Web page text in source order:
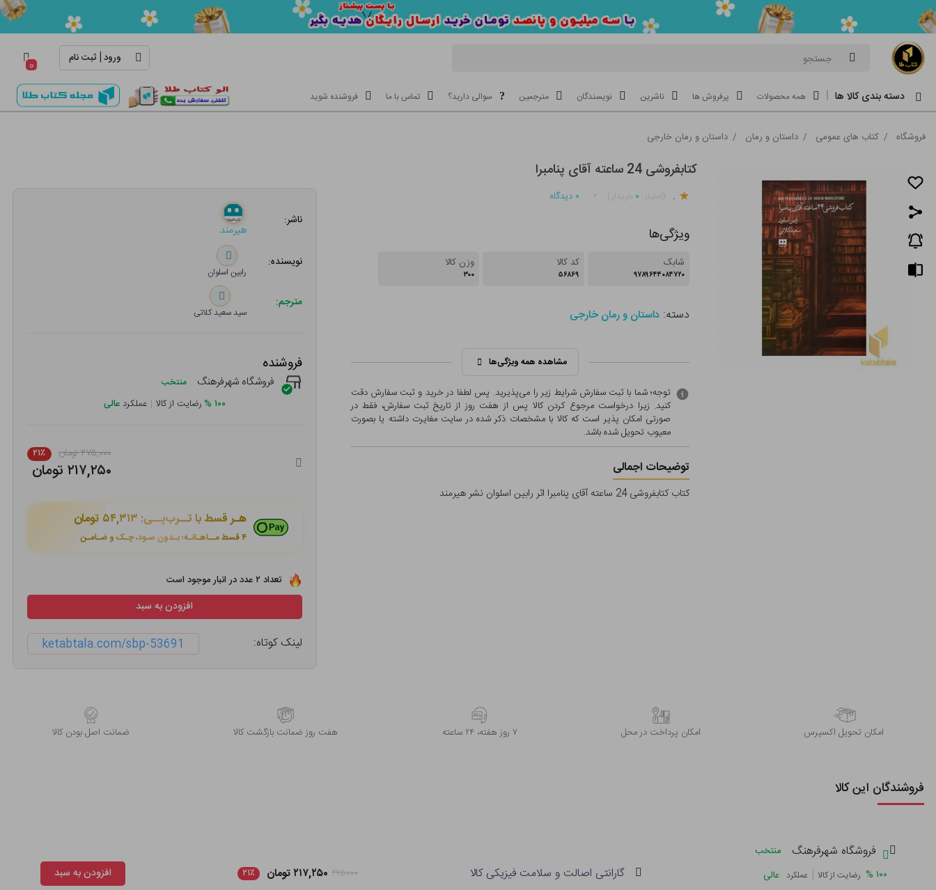
جستجو ورود| ثبت نام ۰
دسته بندی کالا ها همه محصولات پرفروش ها ناشرین نویسندگان مترجمین سوالی دارید؟ تماس با ما فروشنده شوید
فروشگاه / کتاب های عمومی / داستان و رمان / داستان و رمان خارجی
کتابفروشی 24 ساعته آقای پنامبرا
. ۰ ۰ دیدگاه
ویژگی‌ها
شابک
۹۷۸۹۶۴۴۰۸۴۷۲۰
کد کالا
۵۶۸۶۹
وزن کالا
۳۰۰
دسته: داستان و رمان خارجی
مشاهده همه ویژگی‌ها
توجه؛ شما با ثبت سفارش شرایط زیر را می‌پذیرید. پس لطفا در خرید و ثبت سفارش دقت
کنید. زیرا درخواست مرجوع کردن کالا پس از هفت روز از تاریخ ثبت سفارش، فقط در
صورتی امکان پذیر است که کالا با مشخصات ذکر شده در سایت مغایرت داشته یا بصورت
معيوب تحویل شده باشد.
توضیحات اجمالی
کتاب کتابفروشی 24 ساعته آقای پنامبرا اثر رابین اسلوان نشر هیرمند
ناشر:
هیرمند
نویسنده:
رابین اسلوان
مترجم:
سید سعید کلاتی
فروشنده
فروشگاه شهرفرهنگ منتخب
۱۰۰ % رضایت از کالا | عملکرد عالی
۲۷۵,۰۰۰ تومان ۲۱٪
۲۱۷,۲۵۰ تومان
هـر قسط با تــرب‌پــی: ۵۴,۳۱۳ تومان
۴ قسط مــاهـانـه؛ بـدون سـود، چـک و ضـامـن
تعداد ۲ عدد در انبار موجود است
افزودن به سبد
لینک کوتاه: ketabtala.com/sbp-53691
اﻣﮑﺎن ﺗﺤﻮﯾﻞ اﮐﺴﭙﺮس امکان پرداخت در محل ۷ روز ﻫﻔﺘﻪ، ۲۴ ﺳﺎﻋﺘﻪ هفت روز ضمانت بازگشت کالا ﺿﻤﺎﻧﺖ اﺻﻞ ﺑﻮدن ﮐﺎﻟﺎ
فروشندگان این کالا
فروشگاه شهرفرهنگ
منتخب
۱۰۰ % رضایت از کالا | عملکرد عالی گارانتی اصالت و سلامت فیزیکی کالا ۲۷۵۰۰۰ ۲۱۷,۲۵۰ تومان ۲۱٪ افزودن به سبد